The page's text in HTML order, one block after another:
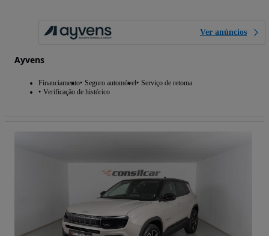
Ver anúncios
Ayvens
Financiamento Seguro automóvel Serviço de retoma
Verificação de histórico